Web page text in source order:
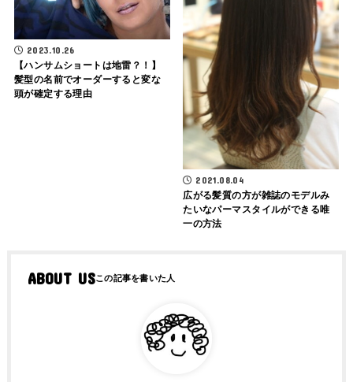
2023.10.26
【ハンサムショートは地雷？！】
髪型の名前でオーダーすると変な
頭が確定する理由
2021.08.04
広がる髪質の方が雑誌のモデルみ
たいなパーマスタイルができる唯
一の方法
ABOUT US